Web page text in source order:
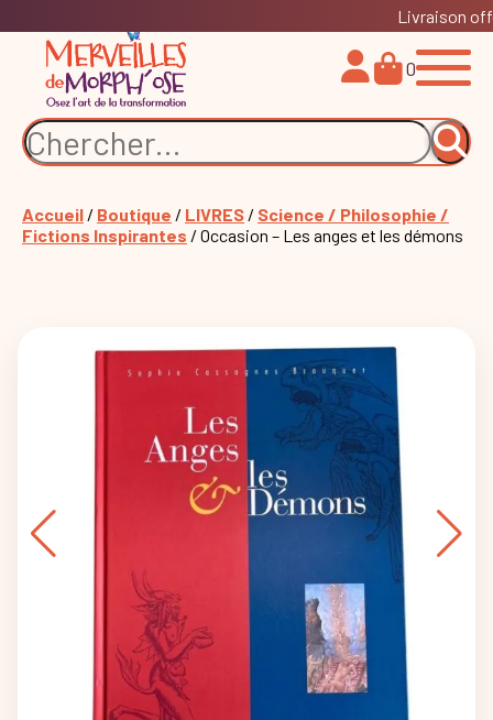
Livraison
0
Accueil / Boutique / LIVRES / Science / Philosophie /
Fictions Inspirantes / Occasion – Les anges et les démons